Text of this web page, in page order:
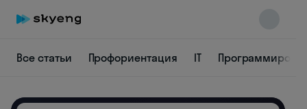
Все статьи Профориентация IT